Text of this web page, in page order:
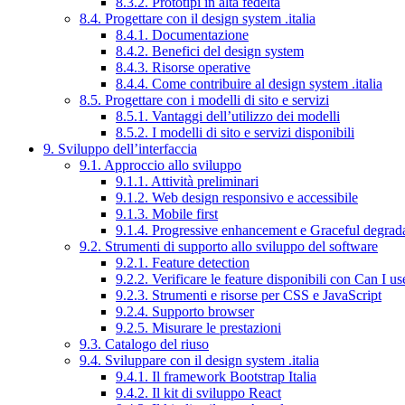
8.4. Progettare con il design system .italia
8.4.1. Documentazione
8.4.2. Benefici del design system
8.4.3. Risorse operative
8.4.4. Come contribuire al design system .italia
8.5. Progettare con i modelli di sito e servizi
8.5.1. Vantaggi dell’utilizzo dei modelli
8.5.2. I modelli di sito e servizi disponibili
9. Sviluppo dell’interfaccia
9.1. Approccio allo sviluppo
9.1.1. Attività preliminari
9.1.2. Web design responsivo e accessibile
9.1.3. Mobile first
9.1.4. Progressive enhancement e Graceful
9.2. Strumenti di supporto allo sviluppo del software
9.2.1. Feature detection
9.2.2. Verificare le feature disponibili con Can I
9.2.3. Strumenti e risorse per CSS e JavaScript
9.2.4. Supporto browser
9.2.5. Misurare le prestazioni
9.3. Catalogo del riuso
9.4. Sviluppare con il design system .italia
9.4.1. Il framework Bootstrap Italia
9.4.2. Il kit di sviluppo React